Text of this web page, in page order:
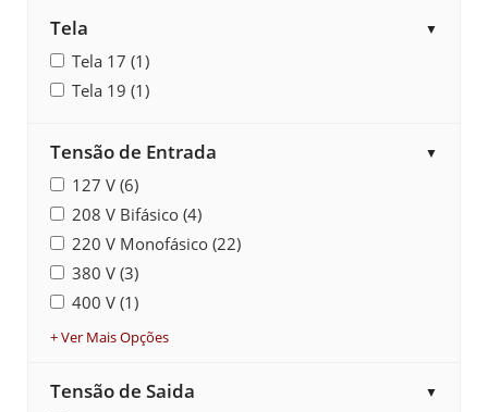
Tela ▼
Tela 17 (1)
Tela 19 (1)
Tensão de Entrada ▼
127 V (6)
208 V Bifásico (4)
220 V Monofásico (22)
380 V (3)
400 V (1)
+ Ver Mais Opções
Tensão de Saida ▼